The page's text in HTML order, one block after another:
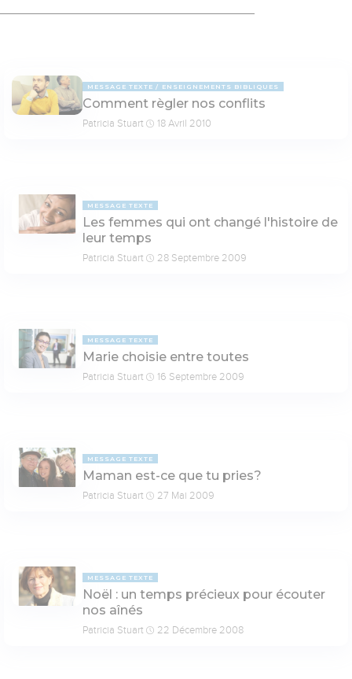
MESSAGE TEXTE ENSEIGNEMENTS BIBLIQUES
Comment règler nos conflits
Patricia Stuart 18 Avril 2010
MESSAGE TEXTE
Les femmes qui ont changé l'histoire de
leur temps
Patricia Stuart 28 Septembre 2009
MESSAGE TEXTE
Marie choisie entre toutes
Patricia Stuart 16 Septembre 2009
MESSAGE TEXTE
Maman est-ce que tu pries?
Patricia Stuart 27 Mai 2009
MESSAGE TEXTE
Noël : un temps précieux pour écouter
nos aînés
Patricia Stuart 22 Décembre 2008